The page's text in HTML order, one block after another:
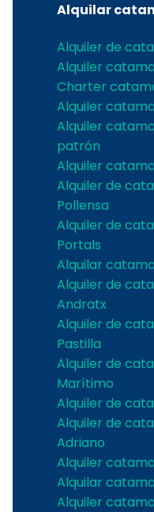
Alquilar
Alquiler de
Alquiler
Charter
Alquiler
Alquiler
patrón
Alquiler
Alquiler de
Pollensa
Alquiler de
Portals
Alquilar
Alquiler de
Andratx
Alquiler de
Pastilla
Alquiler de
Marítimo
Alquiler de
Alquiler de
Adriano
Alquiler
Alquilar
Alquiler